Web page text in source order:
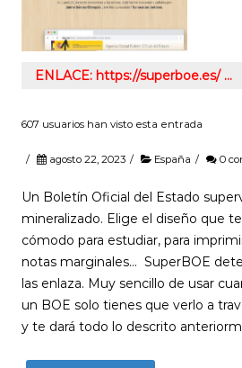
ENLACE: https://superboe.es/ …
607 usuarios han visto esta entrada
/ agosto 22, 2023 / España / 0
Un Boletín Oficial del Estado
mineralizado. Elige el diseño que
cómodo para estudiar, para
notas marginales… SuperBOE
las enlaza. Muy sencillo de usar
un BOE solo tienes que verlo a
y te dará todo lo descrito